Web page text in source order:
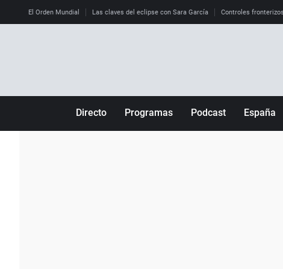
El Orden Mundial Las claves del eclipse con Sara García Controles
Directo Programas Podcast España